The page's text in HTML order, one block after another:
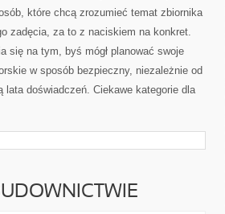
które chcą zrozumieć temat zbiornika
zadęcia, za to z naciskiem na konkret.
się na tym, byś mógł planować swoje
w sposób bezpieczny, niezależnie od
doświadczeń. Ciekawe kategorie dla